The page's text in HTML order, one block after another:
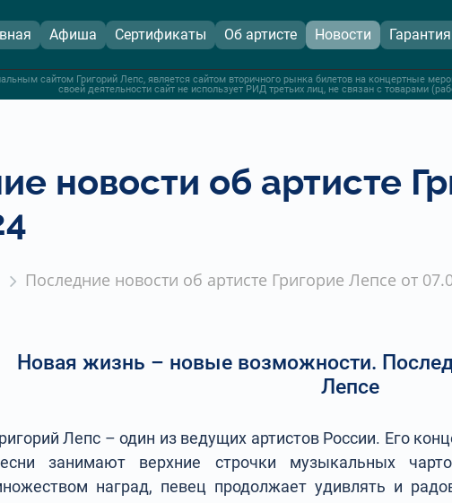
Афиша Сертификаты Об артисте Новости Гарантия
сайтом Григорий Лепс, является сайтом вторичного рынка билетов на концертные
своей деятельности сайт не использует РИД третьих лиц, не связан с товарами
новости об артисте
Последние новости об артисте Григорие Лепсе от
Новая жизнь – новые возможности.
Лепсе
Лепс – один из ведущих артистов России. Его
занимают верхние строчки музыкальных
наград, певец продолжает удивлять и